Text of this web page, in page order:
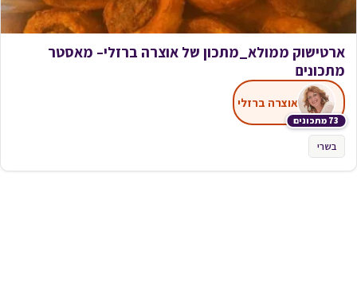
ארטישוק ממולא_מתכון של אוצרה ברזלי– מאסטר
מתכונים
73 מתכונים
אוצרה ברזלי
בשרי